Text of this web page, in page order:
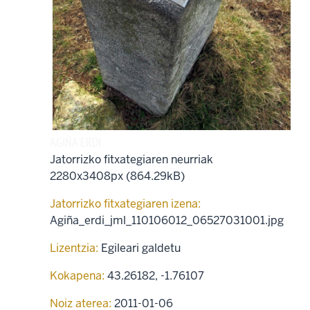
Jatorrizko fitxategiaren neurriak
2280x3408px (864.29kB)
Jatorrizko fitxategiaren izena:
Agiña_erdi_jml_110106012_06527031001.jpg
Lizentzia: Egileari galdetu
Kokapena: 43.26182, -1.76107
Noiz aterea: 2011-01-06